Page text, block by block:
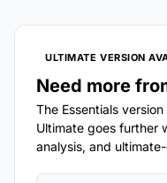
ULTIMATE VERSION
Need more
The Essentials
Ultimate goes further
analysis, and